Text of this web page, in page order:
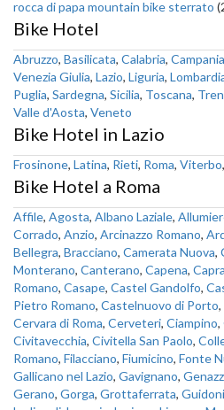
rocca di papa mountain bike sterrato
Bike Hotel
Abruzzo, Basilicata, Calabria, Campania
Venezia Giulia, Lazio, Liguria,
Puglia, Sardegna, Sicilia, Toscana,
Valle d'Aosta, Veneto
Bike Hotel in Lazio
Frosinone, Latina, Rieti, Roma, Viterbo,
Bike Hotel a Roma
Affile, Agosta, Albano Laziale,
Corrado, Anzio, Arcinazzo Romano,
Bellegra, Bracciano, Camerata Nuova,
Monterano, Canterano, Capena,
Romano, Casape, Castel Gandolfo,
Pietro Romano, Castelnuovo di Porto,
Cervara di Roma, Cerveteri, Ciampino,
Civitavecchia, Civitella San Paolo,
Romano, Filacciano, Fiumicino, Fonte
Gallicano nel Lazio, Gavignano,
Gerano, Gorga, Grottaferrata,